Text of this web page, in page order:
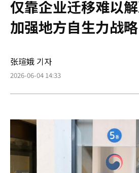
仅靠企业迁移难以
加强地方自生力战略
张瑄娥 기자
2026-06-04 14:33